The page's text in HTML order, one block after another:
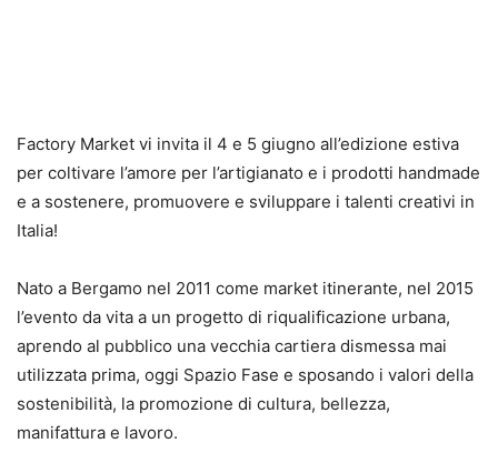
Factory Market vi invita il 4 e 5 giugno all’edizione estiva
per coltivare l’amore per l’artigianato e i prodotti handmade
e a sostenere, promuovere e sviluppare i talenti creativi in
Italia!
Nato a Bergamo nel 2011 come market itinerante, nel 2015
l’evento da vita a un progetto di riqualificazione urbana,
aprendo al pubblico una vecchia cartiera dismessa mai
utilizzata prima, oggi Spazio Fase e sposando i valori della
sostenibilità, la promozione di cultura, bellezza,
manifattura e lavoro.